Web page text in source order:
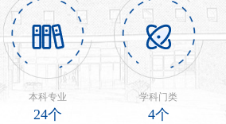
个大学生不简单
本科专业
24个
学科门类
4个